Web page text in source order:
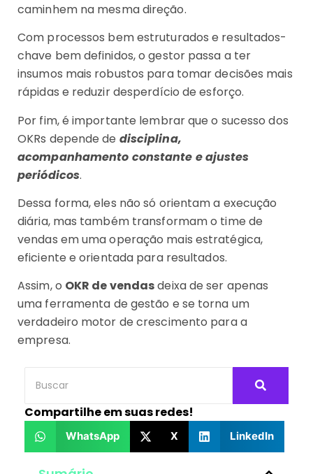
caminhem na mesma direção.
Com processos bem estruturados e resultados-
chave bem definidos, o gestor passa a ter
insumos mais robustos para tomar decisões mais
rápidas e reduzir desperdício de esforço.
Por fim, é importante lembrar que o sucesso dos
OKRs depende de disciplina,
acompanhamento constante e ajustes
periódicos.
Dessa forma, eles não só orientam a execução
diária, mas também transformam o time de
vendas em uma operação mais estratégica,
eficiente e orientada para resultados.
Assim, o OKR de vendasdeixa de ser apenas
uma ferramenta de gestão e se torna um
verdadeiro motor de crescimento para a
empresa.
Compartilhe em suas redes!
WhatsApp X LinkedIn